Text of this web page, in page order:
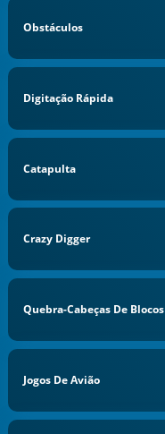
Obstáculos
Digitação Rápida
Catapulta
Crazy Digger
Quebra-Cabeças De Blocos
Jogos De Avião